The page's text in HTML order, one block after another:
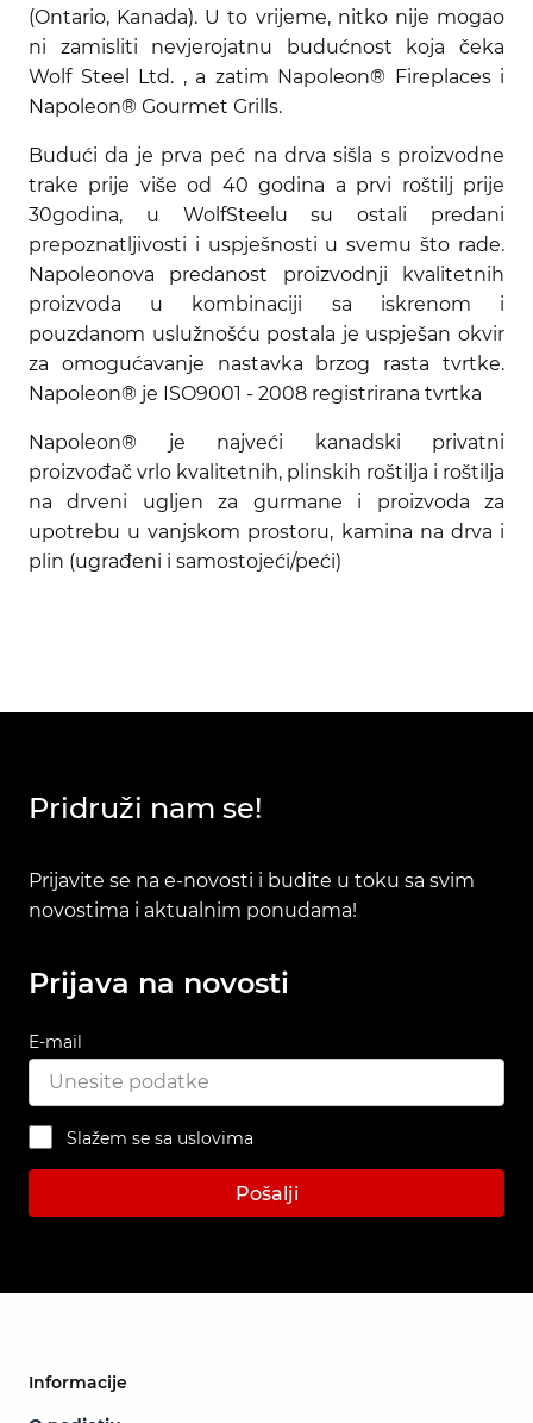
(Ontario, Kanada). U to vrijeme, nitko nije mogao
ni zamisliti nevjerojatnu budućnost koja čeka
Wolf Steel Ltd. , a zatim Napoleon® Fireplaces i
Napoleon® Gourmet Grills.
Budući da je prva peć na drva sišla s proizvodne
trake prije više od 40 godina a prvi roštilj prije
30godina, u WolfSteelu su ostali predani
prepoznatljivosti i uspješnosti u svemu što rade.
Napoleonova predanost proizvodnji kvalitetnih
proizvoda u kombinaciji sa iskrenom i
pouzdanom uslužnošću postala je uspješan okvir
za omogućavanje nastavka brzog rasta tvrtke.
Napoleon® je ISO9001 - 2008 registrirana tvrtka
Napoleon® je najveći kanadski privatni
proizvođač vrlo kvalitetnih, plinskih roštilja i roštilja
na drveni ugljen za gurmane i proizvoda za
upotrebu u vanjskom prostoru, kamina na drva i
plin (ugrađeni i samostojeći/peći)
Pridruži nam se!
Prijavite se na e-novosti i budite u toku sa svim
novostima i aktualnim ponudama!
Prijava na novosti
E-mail
Slažem se sa uslovima
Pošalji
Informacije